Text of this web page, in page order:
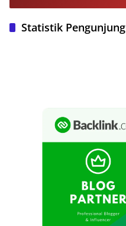
Statistik Pengunjung